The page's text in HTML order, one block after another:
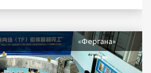
«Фергана»